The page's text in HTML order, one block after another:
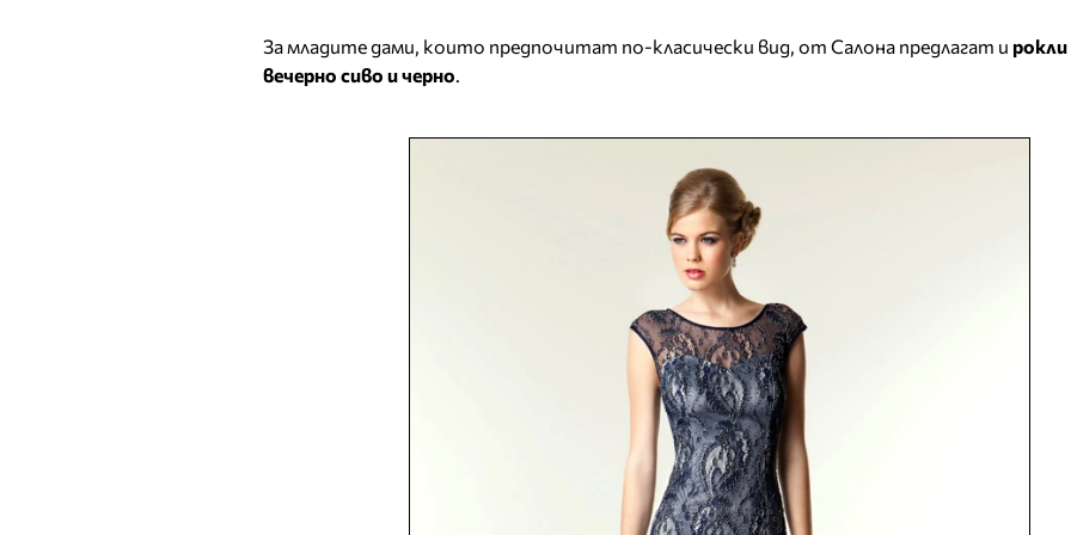
За младите дами, които предпочитат по-класически вид, от Салона предлагат и
вечерно сиво и черно